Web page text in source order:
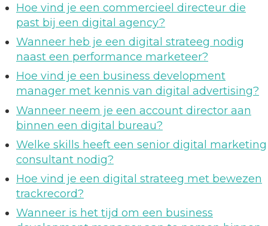
Hoe vind je een commercieel directeur die
past bij een digital agency?
Wanneer heb je een digital strateeg nodig
naast een performance marketeer?
Hoe vind je een business development
manager met kennis van digital advertising?
Wanneer neem je een account director aan
binnen een digital bureau?
Welke skills heeft een senior digital marketing
consultant nodig?
Hoe vind je een digital strateeg met bewezen
trackrecord?
Wanneer is het tijd om een business